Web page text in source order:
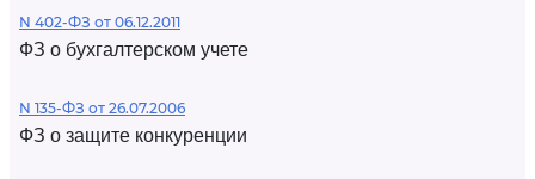
N 402-ФЗ от 06.12.2011
ФЗ о бухгалтерском учете
N 135-ФЗ от 26.07.2006
ФЗ о защите конкуренции